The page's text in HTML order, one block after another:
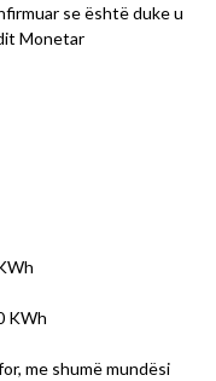
se është duke u
Monetar
KWh
me shumë mundësi